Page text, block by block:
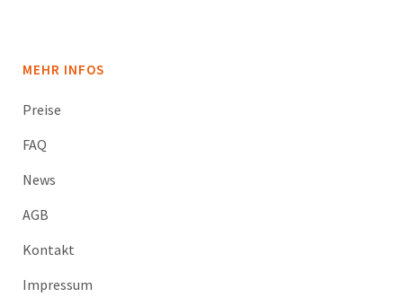
MEHR INFOS
Preise
FAQ
News
AGB
Kontakt
Impressum